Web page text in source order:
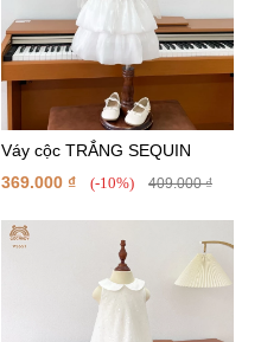
Váy cộc TRẮNG SEQUIN
369.000 ₫
(-10%) 409.000 ₫